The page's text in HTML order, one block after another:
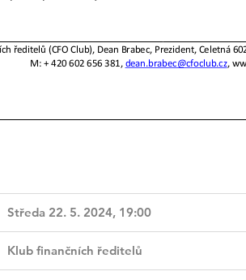
Středa 22. 5. 2024, 19:00
Klub finančních ředitelů